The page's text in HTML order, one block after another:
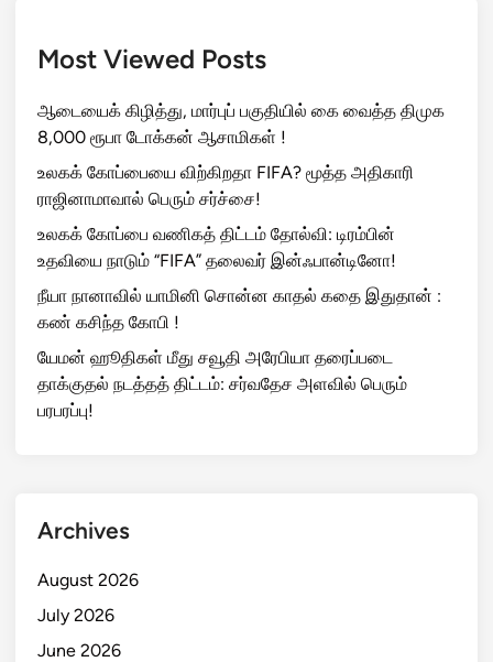
Most Viewed Posts
ஆடையைக் கிழித்து, மார்புப் பகுதியில் கை வைத்த திமுக
8,000 ரூபா டோக்கன் ஆசாமிகள் !
உலகக் கோப்பையை விற்கிறதா FIFA? மூத்த அதிகாரி
ராஜினாமாவால் பெரும் சர்ச்சை!
உலகக் கோப்பை வணிகத் திட்டம் தோல்வி: டிரம்பின்
உதவியை நாடும் “FIFA” தலைவர் இன்ஃபான்டினோ!
நீயா நானாவில் யாமினி சொன்ன காதல் கதை இதுதான் :
கண் கசிந்த கோபி !
யேமன் ஹூதிகள் மீது சவூதி அரேபியா தரைப்படை
தாக்குதல் நடத்தத் திட்டம்: சர்வதேச அளவில் பெரும்
பரபரப்பு!
Archives
August 2026
July 2026
June 2026